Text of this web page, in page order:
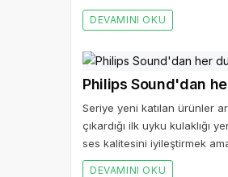
DEVAMINI OKU
Philips Sound'dan
Seriye yeni katılan ürünler
çıkardığı ilk uyku kulaklığı
ses kalitesini iyileştirmek
DEVAMINI OKU